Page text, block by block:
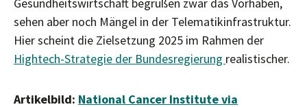
sehen aber noch Mängel in der Telematikinfrastruktur.
Hier scheint die Zielsetzung 2025 im Rahmen der
Hightech-Strategie der Bundesregierung realistischer.
Artikelbild: National Cancer Institute via